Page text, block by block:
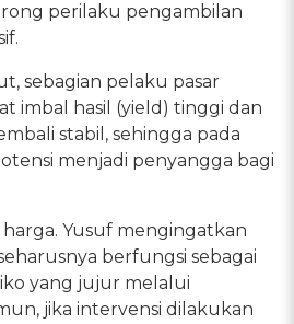
perilaku pengambilan
sebagian pelaku pasar
imbal hasil (yield) tinggi dan
stabil, sehingga pada
menjadi penyangga bagi
harga. Yusuf mengingatkan
berfungsi sebagai
yang jujur melalui
jika intervensi dilakukan